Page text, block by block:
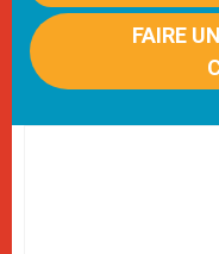
FAIRE